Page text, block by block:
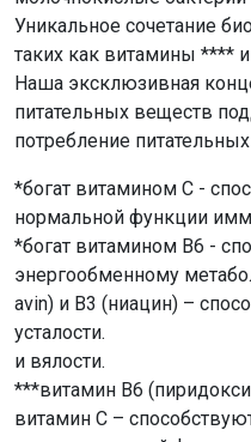
Уникальное сочетание
таких как витамины ****
Наша эксклюзивная
питательных веществ
потребление
*богат витамином С -
нормальной функции
*богат витамином B6 -
энергообменному
avin) и B3 (ниацин) –
усталости.
и вялости.
***витамин В6
витамин С –